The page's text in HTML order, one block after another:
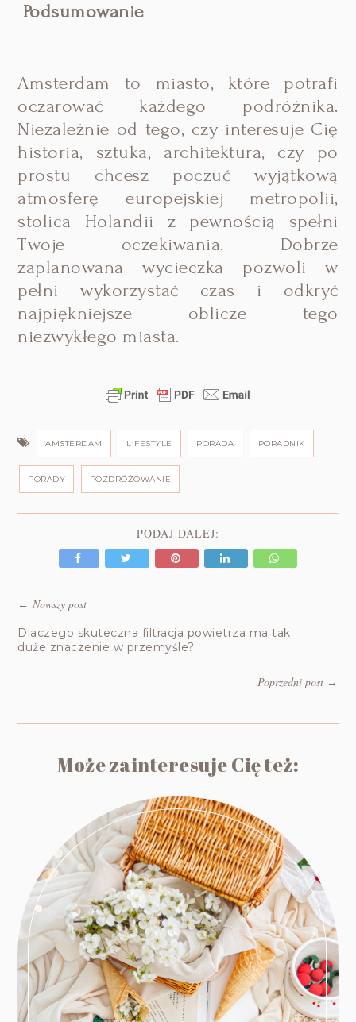
Podsumowanie
Amsterdam to miasto, które potrafi
oczarować każdego podróżnika.
Niezależnie od tego, czy interesuje Cię
historia, sztuka, architektura, czy po
prostu chcesz poczuć wyjątkową
atmosferę europejskiej metropolii,
stolica Holandii z pewnością spełni
Twoje oczekiwania. Dobrze
zaplanowana wycieczka pozwoli w
pełni wykorzystać czas i odkryć
najpiękniejsze oblicze tego
niezwykłego miasta.
AMSTERDAM LIFESTYLE PORADA PORADNIK
PORADY POZDRÓŻOWANIE
PODAJ DALEJ:
←Nowszy post
Dlaczego skuteczna filtracja powietrza ma tak
duże znaczenie w przemyśle?
Poprzedni post→
Może zainteresuje Cię też: